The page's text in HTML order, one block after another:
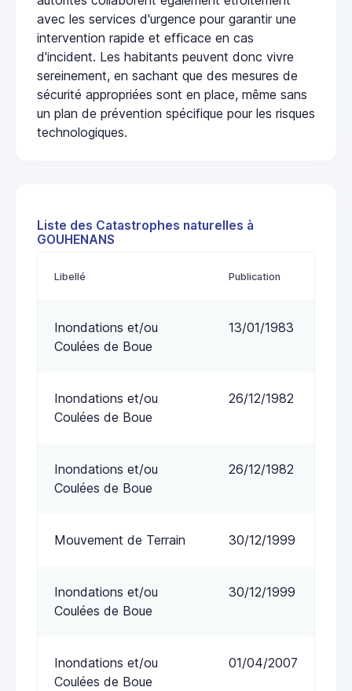
avec les services d'urgence pour garantir une
intervention rapide et efficace en cas
d'incident. Les habitants peuvent donc vivre
sereinement, en sachant que des mesures de
sécurité appropriées sont en place, même sans
un plan de prévention spécifique pour les risques
technologiques.
Liste des Catastrophes naturelles à
GOUHENANS
Libellé Publication
Inondations et/ou
Coulées de Boue
13/01/1983
Inondations et/ou
Coulées de Boue
26/12/1982
Inondations et/ou
Coulées de Boue
26/12/1982
Mouvement de Terrain 30/12/1999
Inondations et/ou
Coulées de Boue
30/12/1999
Inondations et/ou
Coulées de Boue
01/04/2007